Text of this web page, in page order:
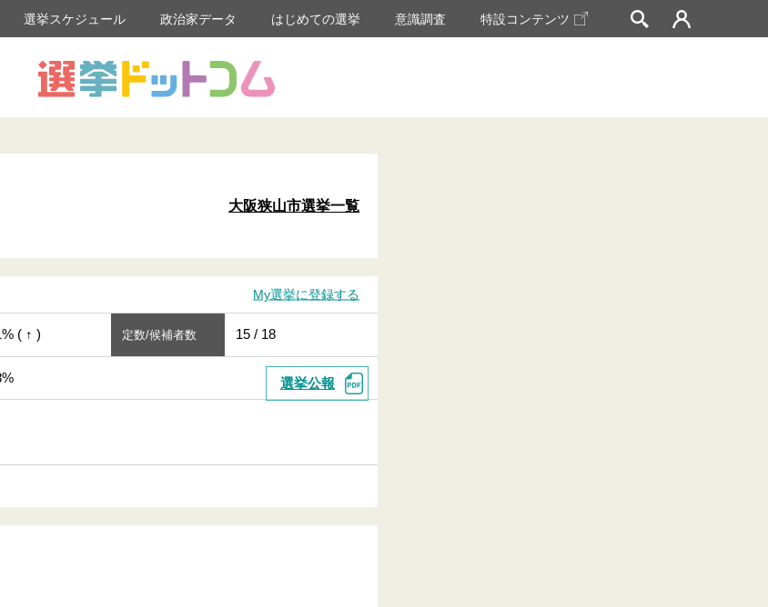
選挙スケジュール 政治家データ はじめての選挙 意識調査 特設コンテンツ
大阪狭山市選挙一覧
My選挙に登録する
( ↑ ) 定数/候補者数 15 / 18
選挙公報